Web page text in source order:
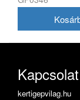
Kapcsolat
kertigepvilag.hu